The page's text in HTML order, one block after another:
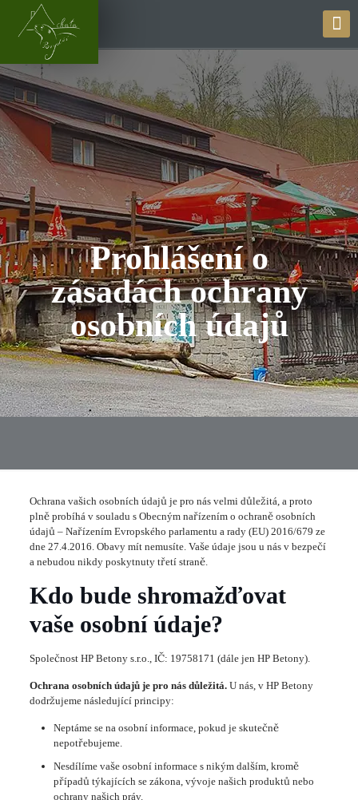
Prohlášení o
zásadách ochrany
osobních údajů
Ochrana vašich osobních údajů je pro nás velmi důležitá, a proto
plně probíhá v souladu s Obecným nařízením o ochraně osobních
údajů – Nařízením Evropského parlamentu a rady (EU) 2016/679 ze
dne 27.4.2016. Obavy mít nemusíte. Vaše údaje jsou u nás v bezpečí
a nebudou nikdy poskytnuty třetí straně.
Kdo bude shromažďovat
vaše osobní údaje?
Společnost HP Betony s.r.o., IČ: 19758171 (dále jen HP Betony).
Ochrana osobních údajů je pro nás důležitá. U nás, v HP Betony
dodržujeme následující principy:
Neptáme se na osobní informace, pokud je skutečně
nepotřebujeme.
Nesdílíme vaše osobní informace s nikým dalším, kromě
případů týkajících se zákona, vývoje našich produktů nebo
ochrany našich práv.